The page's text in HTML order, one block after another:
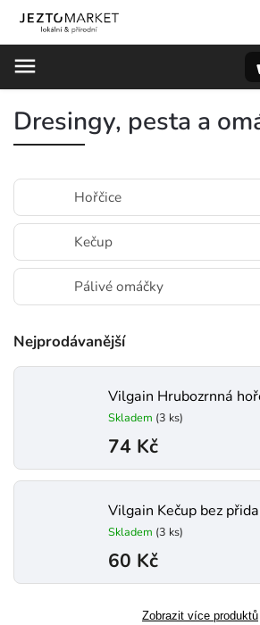
Dresingy, pesta a
Hořčice
Kečup
Pálivé omáčky
Nejprodávanější
Vilgain Hrubozrnná
Skladem (3 ks)
74 Kč
Vilgain Kečup bez
Skladem (3 ks)
60 Kč
Zobrazit více produktů